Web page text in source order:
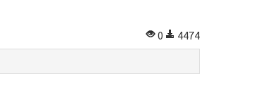
0
4474